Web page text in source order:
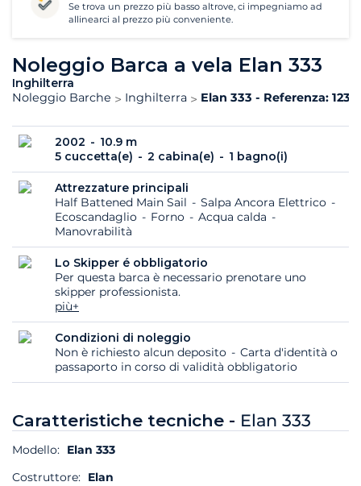
Noleggio Barca a vela Elan 333
Inghilterra
Noleggio Barche
Inghilterra Elan 333 - Referenza:
2002
10.9 m
5 cuccetta(e)
2 cabina(e) 1 bagno(i)
Attrezzature principali
Half Battened Main Sail
Salpa Ancora Elettrico
Ecoscandaglio
Forno
Acqua calda
Manovrabilità
Lo Skipper é obbligatorio
Per questa barca è necessario prenotare uno
skipper professionista.
più+
Condizioni di noleggio
Non è richiesto alcun deposito
Carta d'identità o
passaporto in corso di validità obbligatorio
Caratteristiche tecniche - Elan 333
Modello: Elan 333
Costruttore: Elan
Se trova un prezzo più basso altrove, ci impegniamo ad
allinearci al prezzo più conveniente.